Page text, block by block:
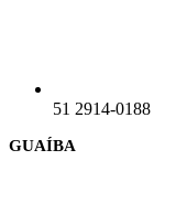
51 2914-0188
GUAÍBA